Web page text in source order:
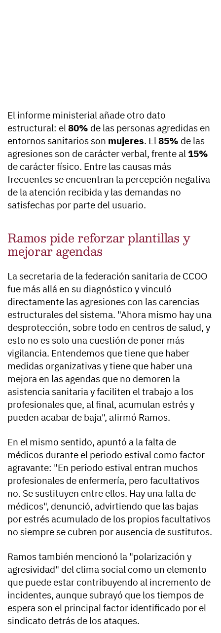
El informe ministerial añade otro dato
estructural: el80% de las personas agredidas en
entornos sanitarios son mujeres. El85% de las
agresiones son de carácter verbal, frente al 15%
de carácter físico. Entre las causas más
frecuentes se encuentran la percepción negativa
de la atención recibida y las demandas no
satisfechas por parte del usuario.
Ramos pide reforzar plantillas y
mejorar agendas
La secretaria de la federación sanitaria de CCOO
fue más allá en su diagnóstico y vinculó
directamente las agresiones con las carencias
estructurales del sistema. "Ahora mismo hay una
desprotección, sobre todo en centros de salud, y
esto no es solo una cuestión de poner más
vigilancia. Entendemos que tiene que haber
medidas organizativas y tiene que haber una
mejora en las agendas que no demoren la
asistencia sanitaria y faciliten el trabajo a los
profesionales que, al final, acumulan estrés y
pueden acabar de baja", afirmó Ramos.
En el mismo sentido, apuntó a la falta de
médicos durante el periodo estival como factor
agravante: "En periodo estival entran muchos
profesionales de enfermería, pero facultativos
no. Se sustituyen entre ellos. Hay una falta de
médicos", denunció, advirtiendo que las bajas
por estrés acumulado de los propios facultativos
no siempre se cubren por ausencia de sustitutos.
Ramos también mencionó la "polarización y
agresividad" del clima social como un elemento
que puede estar contribuyendo al incremento de
incidentes, aunque subrayó que los tiempos de
espera son el principal factor identificado por el
sindicato detrás de los ataques.